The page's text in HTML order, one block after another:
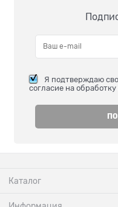
Я подтверждаю
согласие на
Каталог